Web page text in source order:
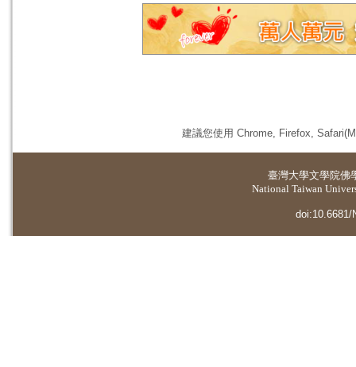
建議您使用 Chrome, Firefox,
臺灣大學文學院佛
National Taiwan
doi:10.6681/